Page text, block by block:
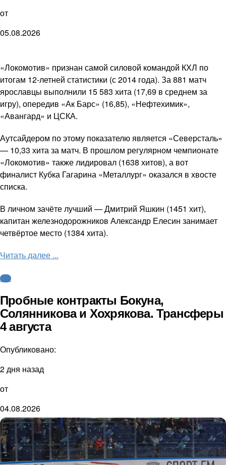
от
05.08.2026
«Локомотив» признан самой силовой командой КХЛ по
итогам 12-летней статистики (с 2014 года). За 881 матч
ярославцы выполнили 15 583 хита (17,69 в среднем за
игру), опередив «Ак Барс» (16,85), «Нефтехимик»,
«Авангард» и ЦСКА.
Аутсайдером по этому показателю является «Северсталь»
— 10,33 хита за матч. В прошлом регулярном чемпионате
«Локомотив» также лидировал (1638 хитов), а вот
финалист Кубка Гагарина «Металлург» оказался в хвосте
списка.
В личном зачёте лучший — Дмитрий Яшкин (1451 хит),
капитан железнодорожников Александр Елесин занимает
четвёртое место (1384 хита).
Читать далее ...
КХЛ
Пробные контракты Бокуна,
Солянникова и Хохрякова. Трансферы
4 августа
Опубликовано:
2 дня назад
от
04.08.2026